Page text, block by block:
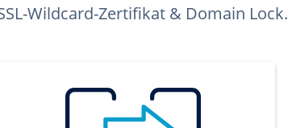
Wildcard-Zertifikat & Domain Lock.